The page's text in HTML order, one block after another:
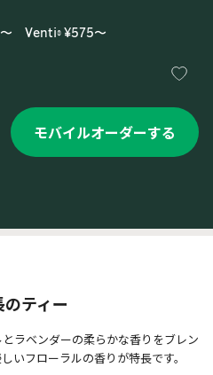
Venti® ¥575〜
モバイルオーダーする
ティー
ラベンダーの柔らかな香りをブレン
いフローラルの香りが特長です。